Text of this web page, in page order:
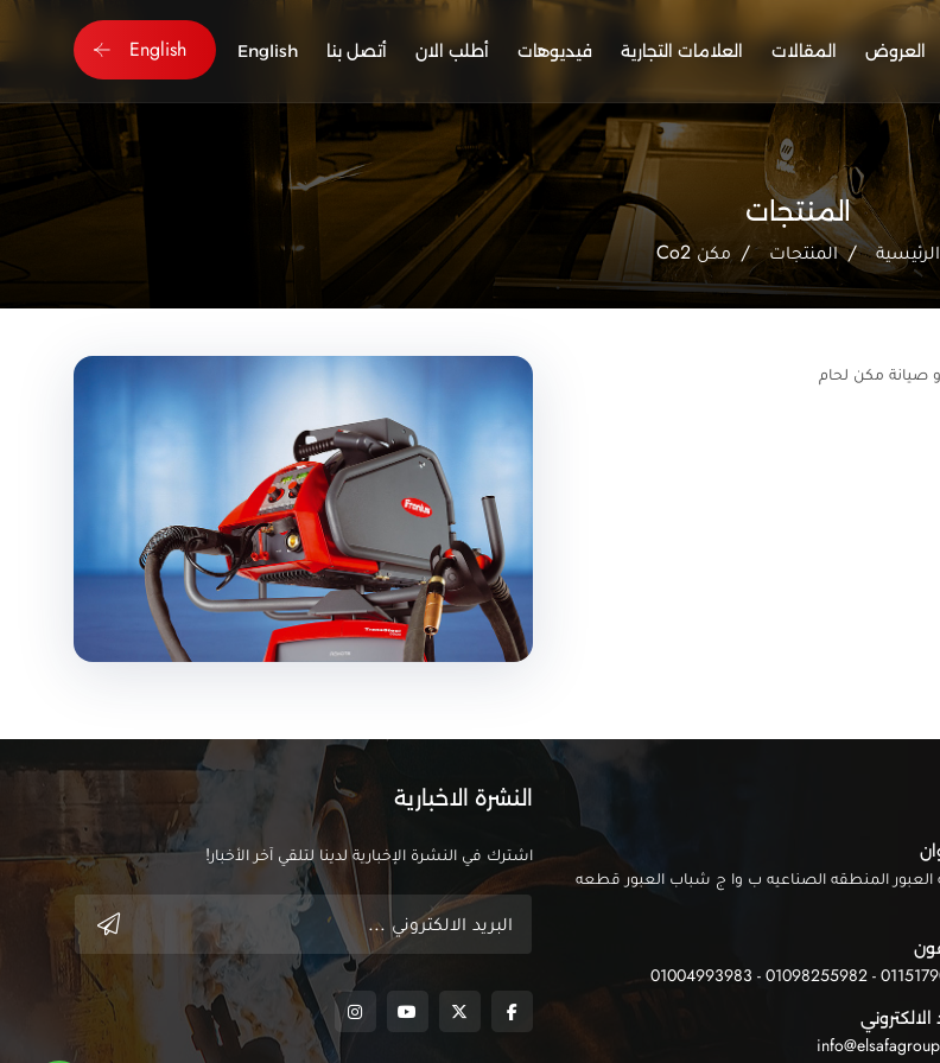
العروض المقالات العلامات التجارية فيديوهات أطلب الان أتصل بنا English
English
المنتجات
الرئيسية المنتجات مكن Co2
العبور المنطقه الصناعيه ب وا ج شباب العبور قطعه
01151790189 -
الالكتروني
النشرة الاخبارية
اشترك في النشرة الإخبارية لدينا لتلقي آخر الأخبار!